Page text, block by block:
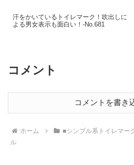
汗をかいているトイレマーク！吹出しに
よる男女表示も面白い！‐No.681
コメント
コメントを書き
ホーム ■シンプル系トイレマー
ル